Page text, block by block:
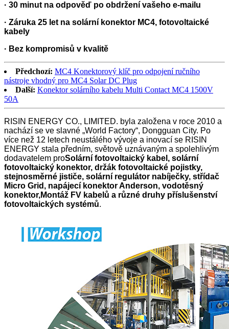
· 30 minut na odpověď po obdržení vašeho e-mailu
· Záruka 25 let na solární konektor MC4, fotovoltaické
kabely
· Bez kompromisů v kvalitě
Předchozí: MC4 Konektorový klíč pro odpojení ručního
nástroje vhodný pro MC4 Solar DC Plug
Další: Konektor solárního kabelu Multi Contact MC4 1500V
50A
RISIN ENERGY CO., LIMITED. byla založena v roce 2010 a
nachází se ve slavné „World Factory“, Dongguan City. Po
více než 12 letech neustálého vývoje a inovací se RISIN
ENERGY stala předním, světově uznávaným a spolehlivým
dodavatelem proSolární fotovoltaický kabel, solární
fotovoltaický konektor, držák fotovoltaické pojistky,
stejnosměrné jističe, solární regulátor nabíječky, střídač
Micro Grid, napájecí konektor Anderson, vodotěsný
konektor,Montáž FV kabelů a různé druhy příslušenství
fotovoltaických systémů.